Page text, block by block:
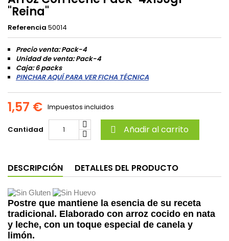
"Reina"
Referencia 50014
Precio venta: Pack-4
Unidad de venta: Pack-4
Caja: 6 packs
PINCHAR AQUÍ PARA VER FICHA TÉCNICA
1,57 € Impuestos incluidos
Cantidad  Añadir al carrito
DESCRIPCIÓN DETALLES DEL PRODUCTO
Postre que mantiene la esencia de su receta
tradicional. Elaborado con arroz cocido en nata
y leche, con un toque especial de canela y
limón.